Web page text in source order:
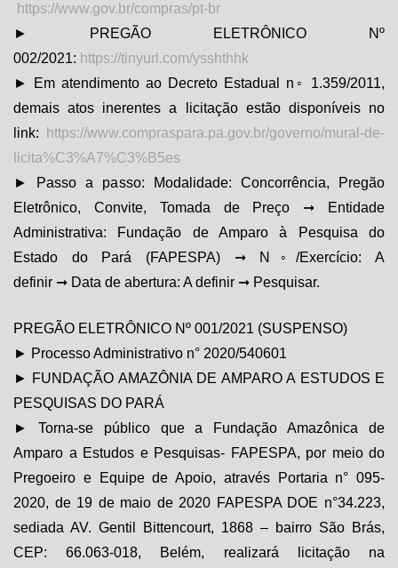
https://www.gov.br/compras/pt-br
► PREGÃO ELETRÔNICO Nº
002/2021: https://tinyurl.com/ysshthhk
► Em atendimento ao Decreto Estadual n◦ 1.359/2011,
demais atos inerentes a licitação estão disponíveis no
link:
https://www.compraspara.pa.gov.br/governo/mural-de-
licita%C3%A7%C3%B5es
► Passo a passo: Modalidade: Concorrência, Pregão
Eletrônico, Convite, Tomada de Preço ➞ Entidade
Administrativa: Fundação de Amparo à Pesquisa do
Estado do Pará (FAPESPA) ➞ N◦/Exercício: A
definir ➞ Data de abertura: A definir ➞ Pesquisar.
PREGÃO ELETRÔNICO Nº 001/2021 (SUSPENSO)
► Processo Administrativo n° 2020/540601
► FUNDAÇÃO AMAZÔNIA DE AMPARO A ESTUDOS E
PESQUISAS DO PARÁ
► Torna-se público que a Fundação Amazônica de
Amparo a Estudos e Pesquisas- FAPESPA, por meio do
Pregoeiro e Equipe de Apoio, através Portaria n° 095-
2020, de 19 de maio de 2020 FAPESPA DOE n°34.223,
sediada AV. Gentil Bittencourt, 1868 – bairro São Brás,
CEP: 66.063-018, Belém, realizará licitação na